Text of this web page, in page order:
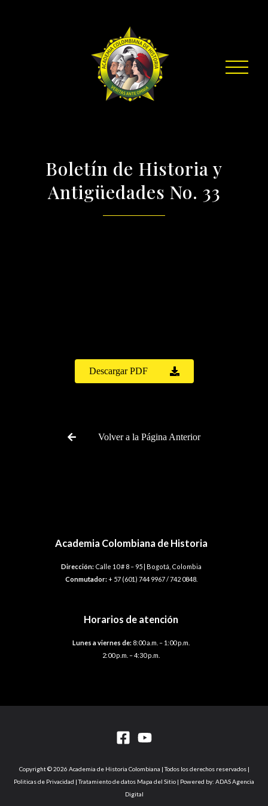
Boletín de Historia y
Antigüedades No. 33
Descargar PDF
Volver a la Página Anterior
Academia Colombiana de Historia
Dirección:Calle 10 # 8 – 95 | Bogotá, Colombia
Conmutador:+ 57 (601) 744 9967 / 742 0848.
Horarios de atención
Lunes a viernes de: 8:00 a.m. – 1:00 p.m.
2:00 p.m. – 4:30 p.m.
Copyright © 2026 Academia de Historia Colombiana | Todos los derechos reservados |
Politicas de Privacidad | Tratamiento de datos Mapa del Sitio | Powered by: ADAS Agencia
Digital